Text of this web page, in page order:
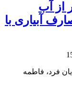
از آب
آبیاری با
فرد، فاطمه